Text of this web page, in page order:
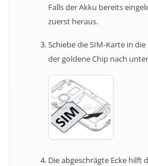
Falls der Akku bereits
zuerst heraus.
Schiebe die SIM-Karte in
der goldene Chip nach
Die abgeschrägte Ecke hilft